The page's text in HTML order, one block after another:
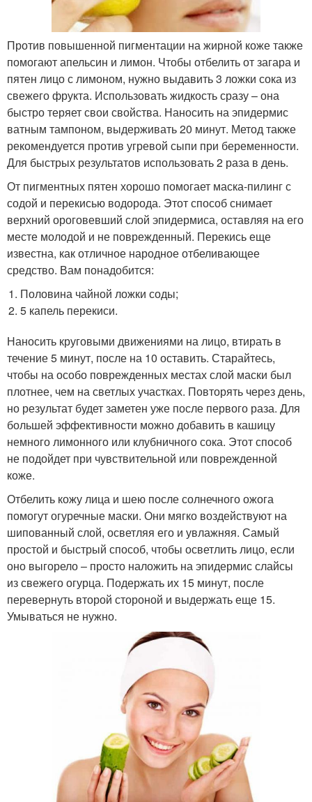
Против повышенной пигментации на жирной коже также
помогают апельсин и лимон. Чтобы отбелить от загара и
пятен лицо с лимоном, нужно выдавить 3 ложки сока из
свежего фрукта. Использовать жидкость сразу – она
быстро теряет свои свойства. Наносить на эпидермис
ватным тампоном, выдерживать 20 минут. Метод также
рекомендуется против угревой сыпи при беременности.
Для быстрых результатов использовать 2 раза в день.
От пигментных пятен хорошо помогает маска-пилинг с
содой и перекисью водорода. Этот способ снимает
верхний ороговевший слой эпидермиса, оставляя на его
месте молодой и не поврежденный. Перекись еще
известна, как отличное народное отбеливающее
средство. Вам понадобится:
Половина чайной ложки соды;
5 капель перекиси.
Наносить круговыми движениями на лицо, втирать в
течение 5 минут, после на 10 оставить. Старайтесь,
чтобы на особо поврежденных местах слой маски был
плотнее, чем на светлых участках. Повторять через день,
но результат будет заметен уже после первого раза. Для
большей эффективности можно добавить в кашицу
немного лимонного или клубничного сока. Этот способ
не подойдет при чувствительной или поврежденной
коже.
Отбелить кожу лица и шею после солнечного ожога
помогут огуречные маски. Они мягко воздействуют на
шипованный слой, осветляя его и увлажняя. Самый
простой и быстрый способ, чтобы осветлить лицо, если
оно выгорело – просто наложить на эпидермис слайсы
из свежего огурца. Подержать их 15 минут, после
перевернуть второй стороной и выдержать еще 15.
Умываться не нужно.